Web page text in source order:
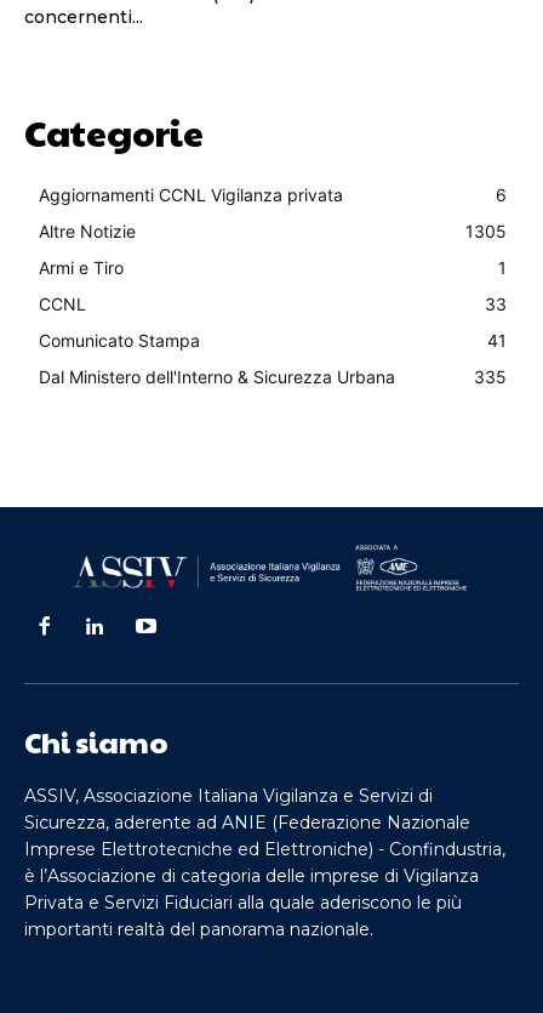
concernenti...
Categorie
Aggiornamenti CCNL Vigilanza privata
6
Altre Notizie
1305
Armi e Tiro
1
CCNL
33
Comunicato Stampa
41
Dal Ministero dell'Interno & Sicurezza Urbana
335
Chi siamo
ASSIV, Associazione Italiana Vigilanza e Servizi di
Sicurezza, aderente ad ANIE (Federazione Nazionale
Imprese Elettrotecniche ed Elettroniche) - Confindustria,
è l’Associazione di categoria delle imprese di Vigilanza
Privata e Servizi Fiduciari alla quale aderiscono le più
importanti realtà del panorama nazionale.